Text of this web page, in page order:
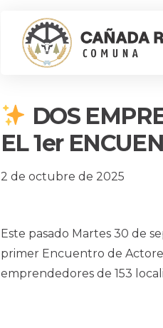
DOS
EL 1er
2 de octubre de 2025
Este pasado Martes 30 de
primer Encuentro de
emprendedores de 153